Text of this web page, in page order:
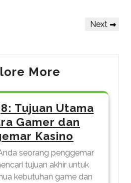
Next
Next
More
Tujuan Utama
Gamer dan
Kasino
seorang penggemar
tujuan akhir untuk
kebutuhan game dan